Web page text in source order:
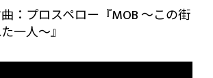
：プロスペロー『MOB 〜この街
一人〜』